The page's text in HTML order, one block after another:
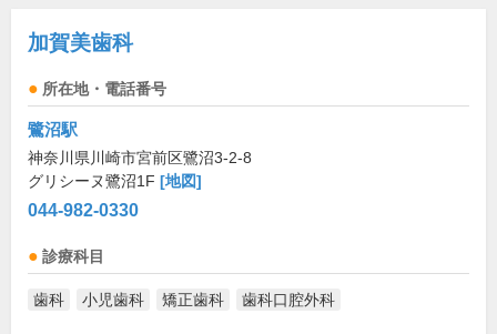
加賀美歯科
所在地・電話番号
鷺沼駅
神奈川県川崎市宮前区鷺沼3-2-8
グリシーヌ鷺沼1F [地図]
044-982-0330
診療科目
歯科 小児歯科 矯正歯科 歯科口腔外科